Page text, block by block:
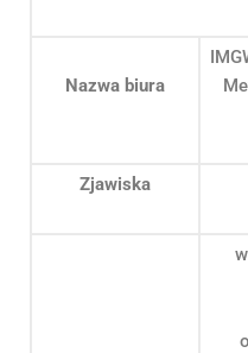
Nazwa biura
Zjawiska